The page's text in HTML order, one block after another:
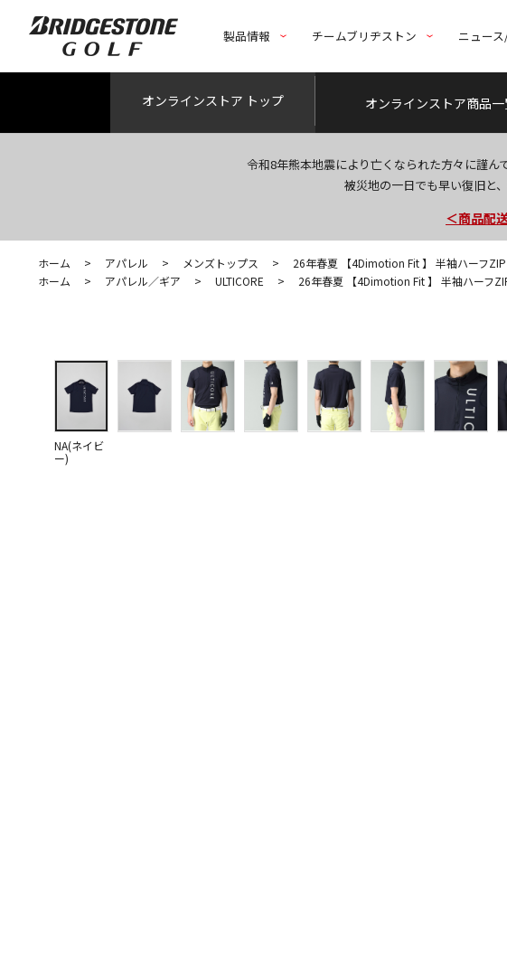
製品情報 チームブリヂストン ニュー
オンラインストア トップ オンラインストア商品
令和8年熊本地震により亡くなられた方々に謹ん
被災地の一日でも早い復旧と
今なら新
＜商品配
＜夏季休
ホーム > アパレル > メンズトップス >
26年春夏 【4Dimotion Fit 】 半袖ハーフ
ホーム
> アパレル／ギア > ULTICORE > 26年春夏 【4Dimotion Fit 】 半袖ハーフ
NA(ネイビ
ー)